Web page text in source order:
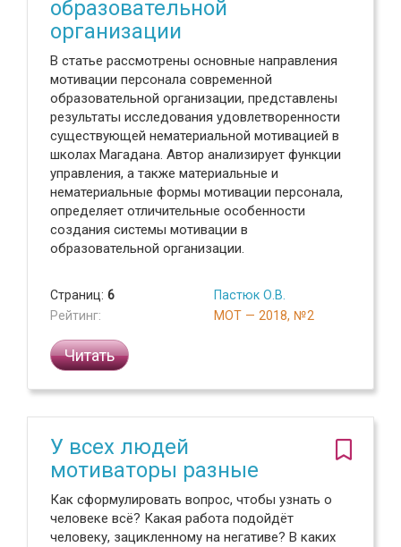
образовательной
организации
В статье рассмотрены основные направления
мотивации персонала современной
образовательной организации, представлены
результаты исследования удовлетворенности
существующей нематериальной мотивацией в
школах Магадана. Автор анализирует функции
управления, а также материальные и
нематериальные формы мотивации персонала,
определяет отличительные особенности
создания системы мотивации в
образовательной организации.
Страниц: 6
Рейтинг:
Пастюк О.В.
МОТ — 2018, №2
Читать
У всех людей
мотиваторы разные
Как сформулировать вопрос, чтобы узнать о
человеке всё? Какая работа подойдёт
человеку, зацикленному на негативе? В каких